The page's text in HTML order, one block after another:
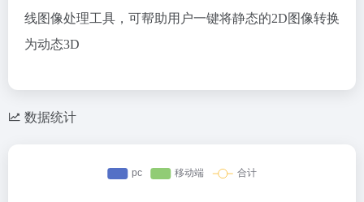
线图像处理工具，可帮助用户一键将静态的2D图像转换
为动态3D
数据统计